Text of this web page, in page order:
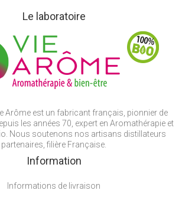
Le laboratoire
Arôme est un fabricant français, pionnier de
les années 70, expert en Aromathérapie et
Nous soutenons nos artisans distillateurs
partenaires, filière Française.
Information
Informations de livraison